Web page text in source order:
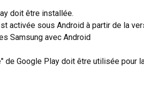
doit être installée.
activée sous Android à partir de la
Samsung avec Android
de Google Play doit être utilisée pour